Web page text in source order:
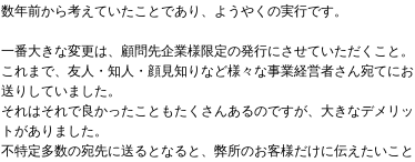
数年前から考えていたことであり、ようやくの実行です。
一番大きな変更は、顧問先企業様限定の発行にさせていただくこと。
これまで、友人・知人・顔見知りなど様々な事業経営者さん宛てにお
送りしていました。
それはそれで良かったこともたくさんあるのですが、大きなデメリッ
トがありました。
不特定多数の宛先に送るとなると、弊所のお客様だけに伝えたいこと